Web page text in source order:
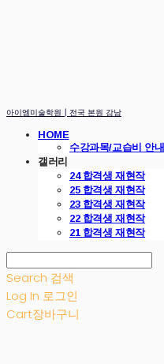
아이엠미술학원┃전국 본원 강남
HOME
수강과목/교습비 안내
갤러리
24 합격생 재현작
25 합격생 재현작
23 합격생 재현작
22 합격생 재현작
21 합격생 재현작
Search 검색
Log In 로그인
Cart장바구니